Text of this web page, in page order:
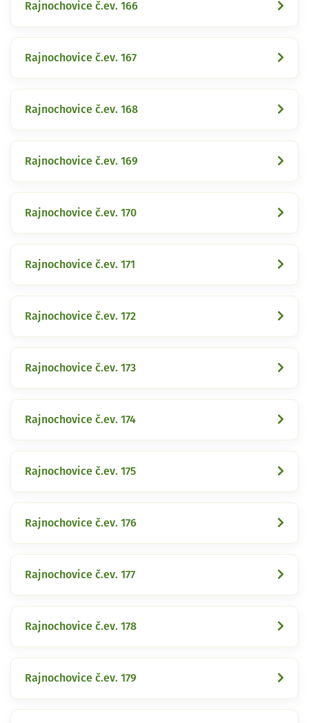
Rajnochovice č.ev. 166
Rajnochovice č.ev. 167
Rajnochovice č.ev. 168
Rajnochovice č.ev. 169
Rajnochovice č.ev. 170
Rajnochovice č.ev. 171
Rajnochovice č.ev. 172
Rajnochovice č.ev. 173
Rajnochovice č.ev. 174
Rajnochovice č.ev. 175
Rajnochovice č.ev. 176
Rajnochovice č.ev. 177
Rajnochovice č.ev. 178
Rajnochovice č.ev. 179